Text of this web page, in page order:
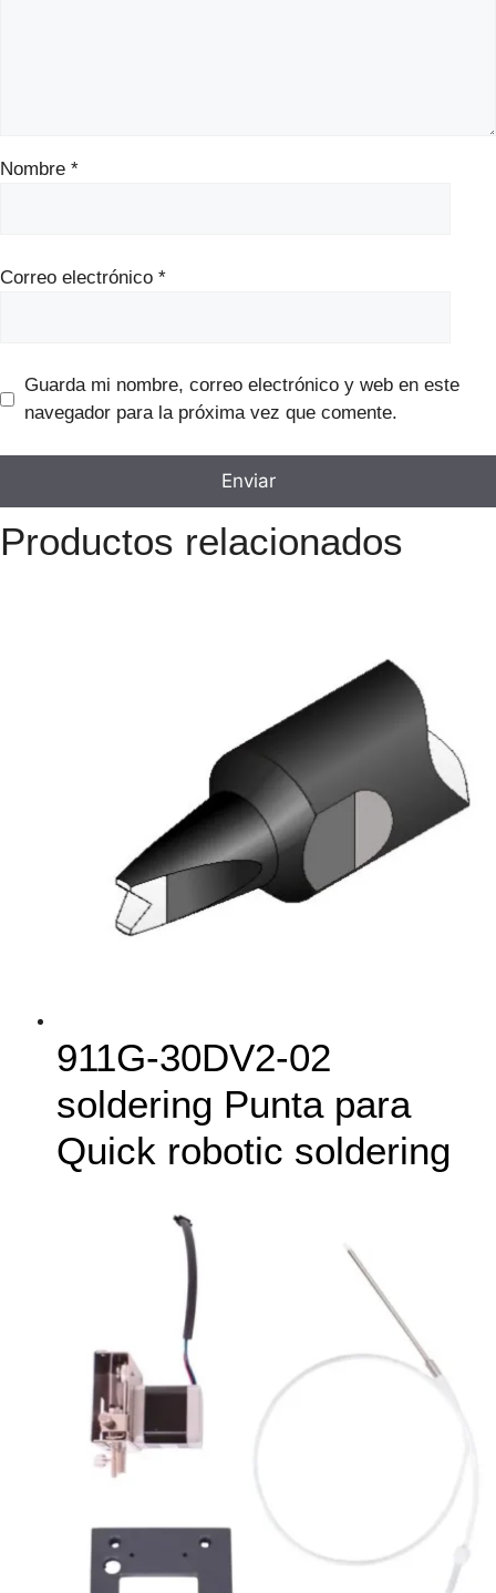
Nombre *
Correo electrónico *
Guarda mi nombre, correo electrónico y web en este
navegador para la próxima vez que comente.
Productos relacionados
911G‑30DV2-02
soldering Punta para
Quick robotic soldering